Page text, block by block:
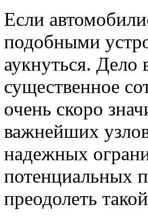
Если
подобными
аукнуться. Дело
существенное
очень скоро
важнейших
надежных
потенциальных
преодолеть